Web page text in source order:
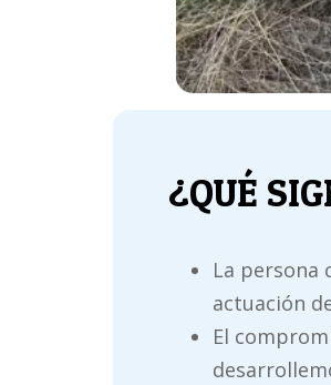
¿QUÉ
La persona
actuación
El